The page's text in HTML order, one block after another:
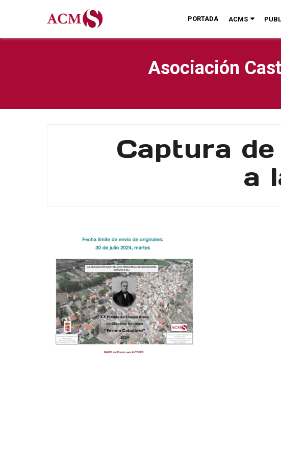
PORTADA ACMS
Asociación
Captura
a